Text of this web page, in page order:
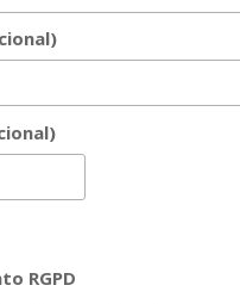
RGPD